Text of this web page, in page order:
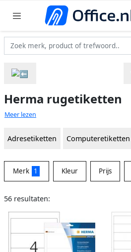
Herma rugetiketten
Meer lezen
Adresetiketten Computeretiketten
Merk 1 Kleur Prijs
56 resultaten: